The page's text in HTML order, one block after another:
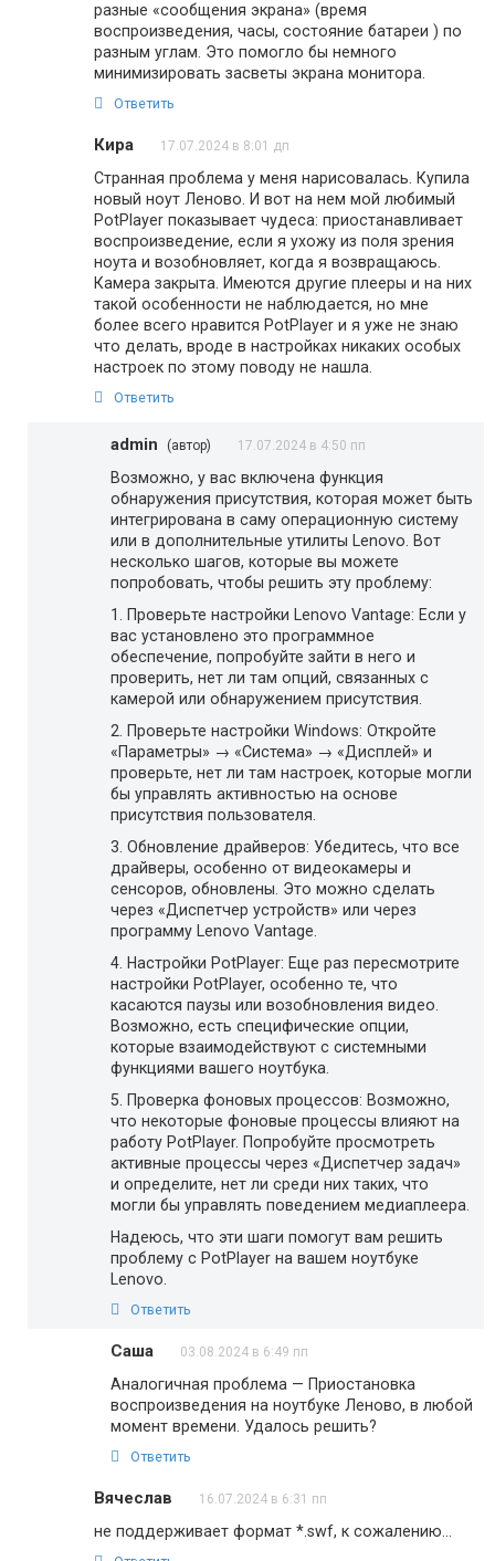
разные «сообщения экрана» (время
воспроизведения, часы, состояние батареи ) по
разным углам. Это помогло бы немного
минимизировать засветы экрана монитора.
Ответить
Кира 17.07.2024 в 8:01 дп
Странная проблема у меня нарисовалась. Купила
новый ноут Леново. И вот на нем мой любимый
PotPlayer показывает чудеса: приостанавливает
воспроизведение, если я ухожу из поля зрения
ноута и возобновляет, когда я возвращаюсь.
Камера закрыта. Имеются другие плееры и на них
такой особенности не наблюдается, но мне
более всего нравится PotPlayer и я уже не знаю
что делать, вроде в настройках никаких особых
настроек по этому поводу не нашла.
Ответить
admin (автор) 17.07.2024 в 4:50 пп
Возможно, у вас включена функция
обнаружения присутствия, которая может быть
интегрирована в саму операционную систему
или в дополнительные утилиты Lenovo. Вот
несколько шагов, которые вы можете
попробовать, чтобы решить эту проблему:
1. Проверьте настройки Lenovo Vantage: Если у
вас установлено это программное
обеспечение, попробуйте зайти в него и
проверить, нет ли там опций, связанных с
камерой или обнаружением присутствия.
2. Проверьте настройки Windows: Откройте
«Параметры» → «Система» → «Дисплей» и
проверьте, нет ли там настроек, которые могли
бы управлять активностью на основе
присутствия пользователя.
3. Обновление драйверов: Убедитесь, что все
драйверы, особенно от видеокамеры и
сенсоров, обновлены. Это можно сделать
через «Диспетчер устройств» или через
программу Lenovo Vantage.
4. Настройки PotPlayer: Еще раз пересмотрите
настройки PotPlayer, особенно те, что
касаются паузы или возобновления видео.
Возможно, есть специфические опции,
которые взаимодействуют с системными
функциями вашего ноутбука.
5. Проверка фоновых процессов: Возможно,
что некоторые фоновые процессы влияют на
работу PotPlayer. Попробуйте просмотреть
активные процессы через «Диспетчер задач»
и определите, нет ли среди них таких, что
могли бы управлять поведением медиаплеера.
Надеюсь, что эти шаги помогут вам решить
проблему с PotPlayer на вашем ноутбуке
Lenovo.
Ответить
Саша 03.08.2024 в 6:49 пп
Аналогичная проблема — Приостановка
воспроизведения на ноутбуке Леново, в любой
момент времени. Удалось решить?
Ответить
Вячеслав 16.07.2024 в 6:31 пп
не поддерживает формат *.swf, к сожалению…